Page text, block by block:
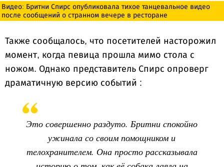
Видео: Бритни Спирс опубликовала тихое танцевальное видео
после сообщений о странном вечере в ресторане
Также сообщалось, что посетителей насторожил
момент, когда певица прошла мимо стола с
ножом. Однако представитель Спирс опроверг
драматичную версию событий :
Это совершенно раздуто. Бритни спокойно
ужинала со своим помощником и
телохранителем. Она просто рассказывала